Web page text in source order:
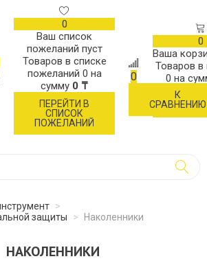
0
Ваш список
пожеланий пуст
Товаров в списке
пожеланий 0 на
сумму 0 ₸
ПЕРЕЙТИ В
СПИСОК
ПОЖЕЛАНИЙ
0
К
СРАВНЕНИЮ
0
Ваша
Товаров в
0 на
>
защиты
> Наколенники
НАКОЛЕННИКИ